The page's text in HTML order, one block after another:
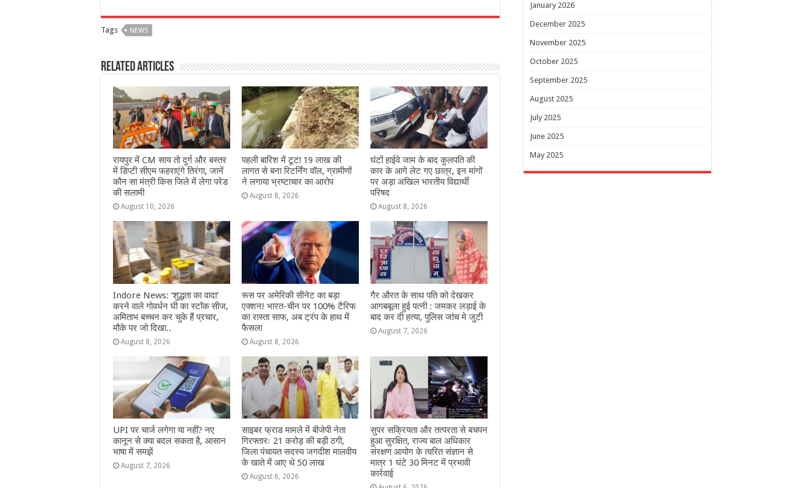
c
e
b
o
o
k
at
A
p
p
ss
n
g
e
r
itt
r
e
ra
m
ar
Tags NEWS
Related Articles
रायपुर में CM साय तो दुर्ग और बस्तर
में डिप्टी सीएम फहराएंगे तिरंगा, जानें
कौन सा मंत्री किस जिले में लेगा परेड
की सलामी
August 10, 2026
पहली बारिश में टूटा 19 लाख की
लागत से बना रिटर्निंग वॉल, ग्रामीणों
ने लगाया भ्रष्टाचार का आरोप
August 8, 2026
घंटों हाईवे जाम के बाद कुलपति की
कार के आगे लेट गए छात्र, इन मांगों
पर अड़ा अखिल भारतीय विद्यार्थी
परिषद
August 8, 2026
Indore News: ‘शुद्धता का वादा’
करने वाले गोवर्धन घी का स्टॉक सीज,
अमिताभ बच्चन कर चुके हैं प्रचार,
मौके पर जो दिखा..
August 8, 2026
रूस पर अमेरिकी सीनेट का बड़ा
एक्शन! भारत-चीन पर 100% टैरिफ
का रास्ता साफ, अब ट्रंप के हाथ में
फैसला
August 8, 2026
गैर औरत के साथ पति को देखकर
आगबबूला हुई पत्नी : जमकर लड़ाई के
बाद कर दी हत्या, पुलिस जांच मे जुटी
August 7, 2026
UPI पर चार्ज लगेगा या नहीं? नए
कानून से क्या बदल सकता है, आसान
भाषा में समझें
August 7, 2026
साइबर फ्राड मामले में बीजेपी नेता
गिरफ्तारः 21 करोड़ की बड़ी ठगी,
जिला पंचायत सदस्य जगदीश मालवीय
के खाते में आए थे 50 लाख
August 6, 2026
सुपर सक्रियता और तत्परता से बचपन
हुआ सुरक्षित, राज्य बाल अधिकार
संरक्षण आयोग के त्वरित संज्ञान से
मात्र 1 घंटे 30 मिनट में प्रभावी
कार्रवाई
January 2026
December 2025
November 2025
October 2025
September 2025
August 2025
July 2025
June 2025
May 2025